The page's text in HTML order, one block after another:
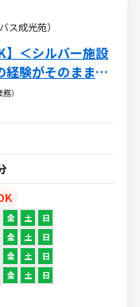
ス成光苑）
】＜シルバー施設
経験がそのまま仕
得な社割／全国
ループ！
）
金 土 日
金 土 日
金 土 日
金 土 日